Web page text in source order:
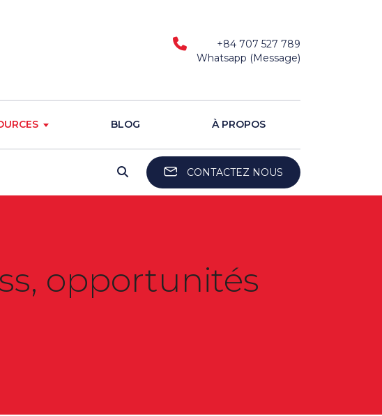
+84 707 527 789
Whatsapp (Message)
BLOG À PROPOS
CONTACTEZ NOUS
opportunités